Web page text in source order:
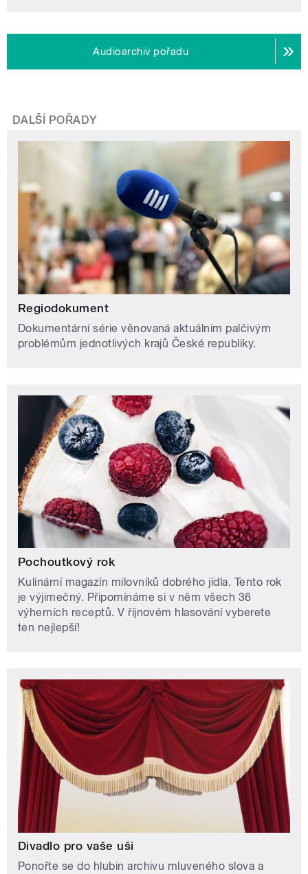
Audioarchiv pořadu
DALŠÍ POŘADY
Regiodokument
Dokumentární série věnovaná aktuálním palčivým
problémům jednotlivých krajů České republiky.
Pochoutkový rok
Kulinární magazín milovníků dobrého jídla. Tento rok
je výjimečný. Připomínáme si v něm všech 36
výherních receptů. V říjnovém hlasování vyberete
ten nejlepší!
Divadlo pro vaše uši
Ponořte se do hlubin archivu mluveného slova a